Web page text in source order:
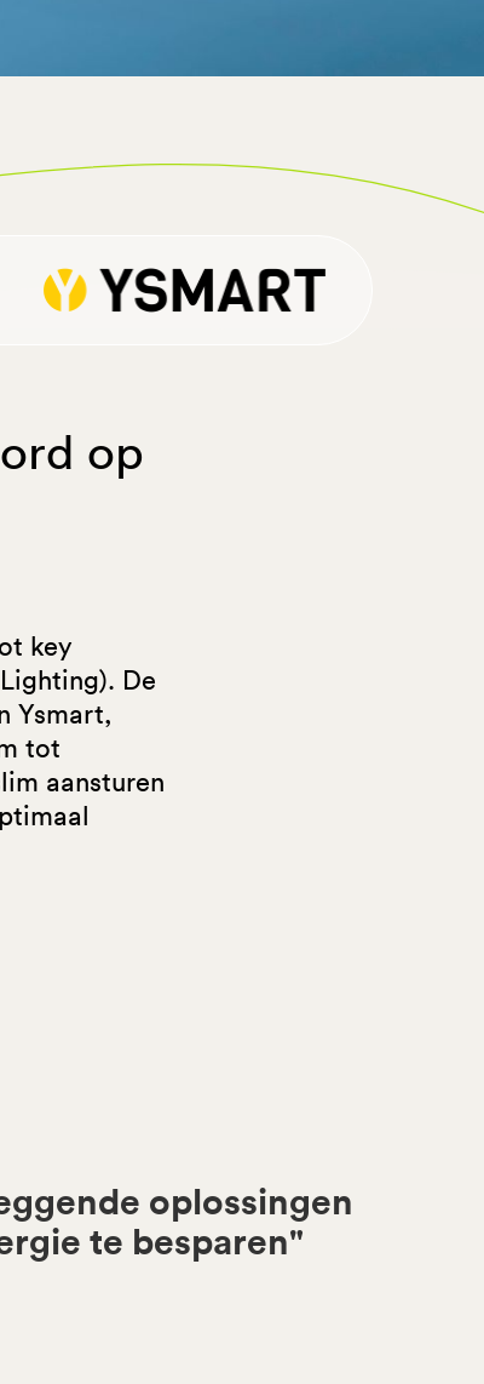
op
key
De
Ysmart,
tot
aansturen
oplossingen
te besparen"